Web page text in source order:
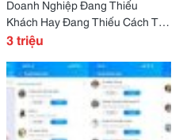
Doanh Nghiệp Đang Thiếu
Khách Hay Đang Thiếu Cách Tìm
Khách?
3 triệu